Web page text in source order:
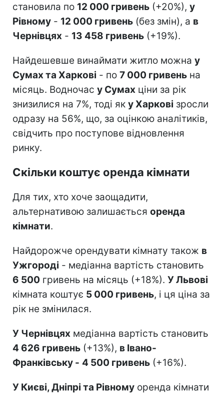
становила по 12 000 гривень (+20%), у
Рівному - 12 000 гривень (без змін), а в
Чернівцях - 13 458 гривень (+19%).
Найдешевше винаймати житло можна у
Сумах та Харкові - по 7 000 гривень на
місяць. Водночас у Сумах ціни за рік
знизилися на 7%, тоді як у Харкові зросли
одразу на 56%, що, за оцінкою аналітиків,
свідчить про поступове відновлення
ринку.
Скільки коштує оренда кімнати
Для тих, хто хоче заощадити,
альтернативою залишається оренда
кімнати.
Найдорожче орендувати кімнату також в
Ужгороді - медіанна вартість становить
6 500 гривень на місяць (+18%). У Львові
кімната коштує 5 000 гривень, і ця ціна за
рік не змінилася.
У Чернівцях медіанна вартість становить
4 626 гривень (+13%), в Івано-
Франківську - 4 500 гривень (+16%).
У Києві, Дніпрі та Рівному оренда кімнати